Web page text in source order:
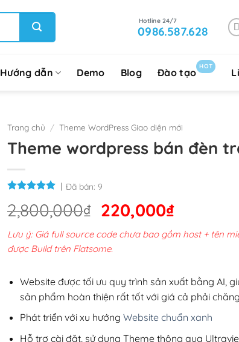
0986.587.628
Hướng dẫn Demo Blog Đào tạo
HOT
Trang chủ / Theme WordPress Giao diện mới
Theme wordpress bán đèn
Đã bán: 9
2,800,000₫ Giá
gốc
là:
220,000₫Giá
hiện
tại
Lưu ý: Giá full source code chưa bao gồm host + tên
được Build trên Flatsome.
Website được tối ưu quy trình sản xuất bằng AI,
sản phẩm hoàn thiện rất tốt với giá cả phải
Phát triển với xu hướng Website chuẩn xanh
Hỗ trợ cài đặt, sử dụng Theme thông qua